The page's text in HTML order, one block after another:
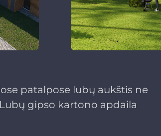
patalpose lubų aukštis ne
gipso kartono apdaila